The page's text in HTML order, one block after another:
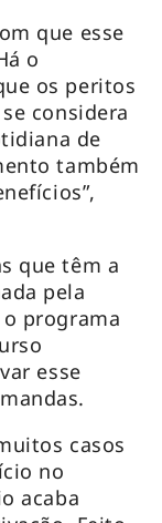
que esse
o
os peritos
considera
de
também
que têm a
pela
programa
esse
casos
no
acaba